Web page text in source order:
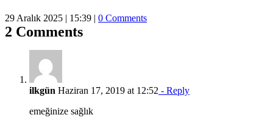
29 Aralık 2025 | 15:39 | 0 Comments
2 Comments
ilkgün Haziran 17, 2019 at 12:52 - Reply
emeğinize sağlık